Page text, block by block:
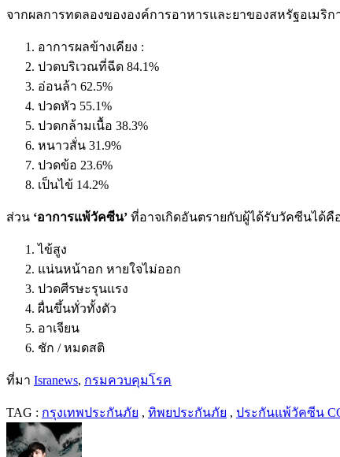
จากผลการทดลองขององค์การอาหารและยาของสหรัฐอเมริก
อาการผลข้างเคียง :
ปวดบริเวณที่ฉีด 84.1%
อ่อนล้า 62.5%
ปวดหัว 55.1%
ปวดกล้ามเนื้อ 38.3%
หนาวสั่น 31.9%
ปวดข้อ 23.6%
เป็นไข้ 14.2%
ส่วน ‘อาการแพ้วัคซีน’ ที่อาจเกิดอันตรายกับผู้ได้รับวัคซีนได้คื
ไข้สูง
แน่นหน้าอก หายใจไม่ออก
ปวดศีรษะรุนแรง
ผื่นขึ้นทั่วทั้งตัว
อาเจียน
ชัก /หมดสติ
ที่มา Isranews, กรมควบคุมโรค
TAG : กรุงเทพประกันภัย , ทิพยประกันภัย , ประกันแพ้วัคซีน